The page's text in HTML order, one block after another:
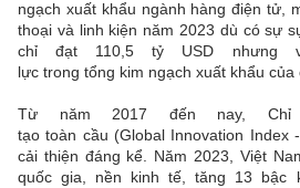
ngạch xuất khẩu ngành hàng điện tử,
thoại và linh kiện năm 2023 dù có sự
chỉ đạt 110,5 tỷ USD nhưng
lực trong tổng kim ngạch xuất khẩu của
Từ năm 2017 đến nay,
tạo toàn cầu (Global Innovation Index
cải thiện đáng kể. Năm 2023, Việt
quốc gia, nền kinh tế, tăng 13